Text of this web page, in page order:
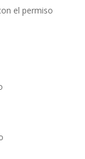
el permiso